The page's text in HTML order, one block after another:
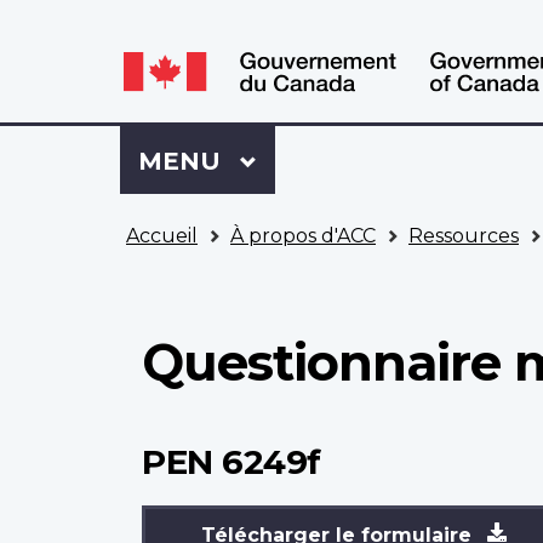
Language
switcher
Language
switcher
Se
connecter
à
Dossier
Menu
MENU PRINCIPAL
Accueil À propos d'ACC Ressources
Questionnaire
PEN 6249f
Télécharger le formulaire